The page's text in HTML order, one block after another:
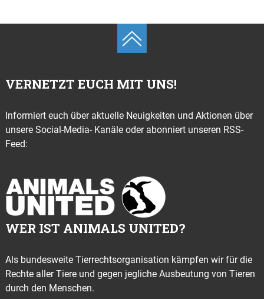
VERNETZT EUCH MIT UNS!
Informiert euch über aktuelle Neuigkeiten und Aktionen über
unsere Social-Media- Kanäle oder abonniert unseren RSS-
Feed:
WER IST ANIMALS UNITED?
Als bundesweite Tierrechtsorganisation kämpfen wir für die
Rechte aller Tiere und gegen jegliche Ausbeutung von Tieren
durch den Menschen.